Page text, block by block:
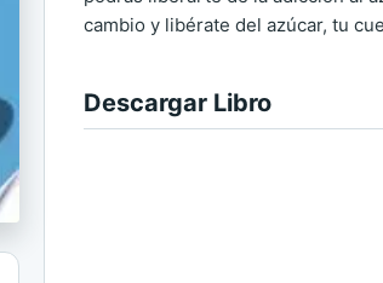
cambio y libérate del azúcar, tu
Descargar Libro